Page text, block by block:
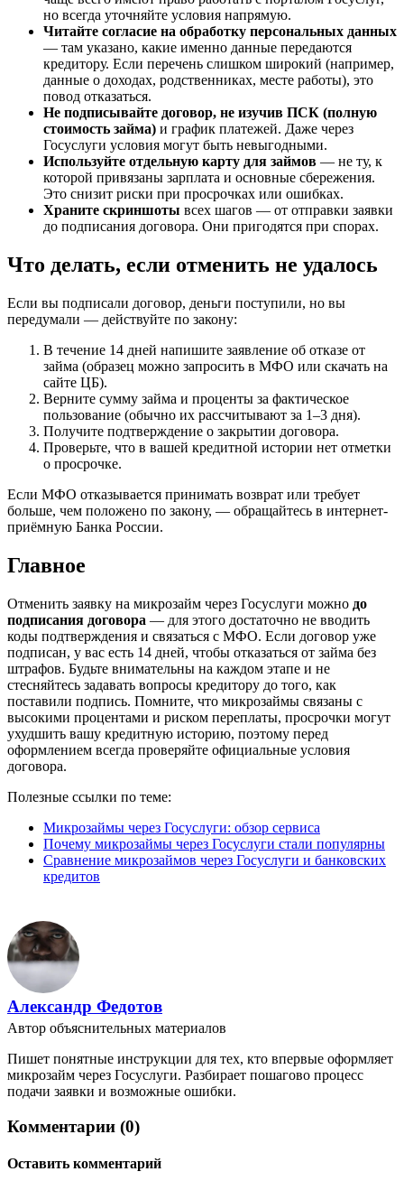
но всегда уточняйте условия напрямую.
Читайте согласие на обработку персональных данных
— там указано, какие именно данные передаются
кредитору. Если перечень слишком широкий (например,
данные о доходах, родственниках, месте работы), это
повод отказаться.
Не подписывайте договор, не изучив ПСК (полную
стоимость займа) и график платежей. Даже через
Госуслуги условия могут быть невыгодными.
Используйте отдельную карту для займов — не ту, к
которой привязаны зарплата и основные сбережения.
Это снизит риски при просрочках или ошибках.
Храните скриншоты всех шагов — от отправки заявки
до подписания договора. Они пригодятся при спорах.
Что делать, если отменить не удалось
Если вы подписали договор, деньги поступили, но вы
передумали — действуйте по закону:
В течение 14 дней напишите заявление об отказе от
займа (образец можно запросить в МФО или скачать на
сайте ЦБ).
Верните сумму займа и проценты за фактическое
пользование (обычно их рассчитывают за 1–3 дня).
Получите подтверждение о закрытии договора.
Проверьте, что в вашей кредитной истории нет отметки
о просрочке.
Если МФО отказывается принимать возврат или требует
больше, чем положено по закону, — обращайтесь в интернет-
приёмную Банка России.
Главное
Отменить заявку на микрозайм через Госуслуги можно до
подписания договора — для этого достаточно не вводить
коды подтверждения и связаться с МФО. Если договор уже
подписан, у вас есть 14 дней, чтобы отказаться от займа без
штрафов. Будьте внимательны на каждом этапе и не
стесняйтесь задавать вопросы кредитору до того, как
поставили подпись. Помните, что микрозаймы связаны с
высокими процентами и риском переплаты, просрочки могут
ухудшить вашу кредитную историю, поэтому перед
оформлением всегда проверяйте официальные условия
договора.
Полезные ссылки по теме:
Микрозаймы через Госуслуги: обзор сервиса
Почему микрозаймы через Госуслуги стали популярны
Сравнение микрозаймов через Госуслуги и банковских
кредитов
Александр Федотов
Автор объяснительных материалов
Пишет понятные инструкции для тех, кто впервые оформляет
микрозайм через Госуслуги. Разбирает пошагово процесс
подачи заявки и возможные ошибки.
Комментарии (0)
Оставить комментарий